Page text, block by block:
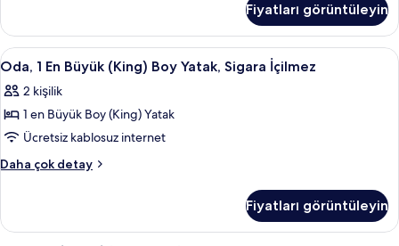
İçilmez
için
tüm
fotoğrafları
görün
Boy
Yatak,
Engellilere
Sigara
İçilmez
hakkında
daha
fazla
detay
Fiyatları görüntüleyin
Oda,
1
En
Büyük
(King)
Boy
İçilmez
Oda, 1 En Büyük (King) Boy Yatak,
5
Oda, 1 En Büyük (King) Boy Yatak, Sigara İçilmez
2 kişilik
1 en Büyük Boy (King) Yatak
Ücretsiz kablosuz internet
Daha çok detay
Oda,
(King)
Fiyatları görüntüleyin